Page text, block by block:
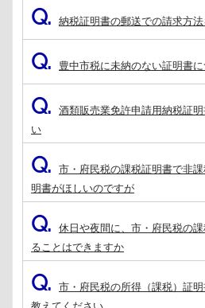
Q. 納税証明書の郵送での請求方
Q. 豊中市税に未納のない証明書
Q. 酒類販売業免許申請用納税証
い
Q. 市・府民税の課税証明書で非
明書がほしいのですが
Q. 休日や夜間に、市・府民税の
ることはできますか
Q. 市・府民税の所得（課税）証